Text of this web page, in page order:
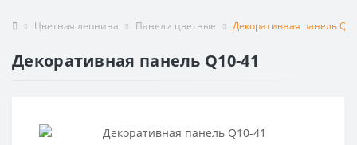
Цветная лепнина Панели цветные Декоративная панель
Декоративная панель Q10-41